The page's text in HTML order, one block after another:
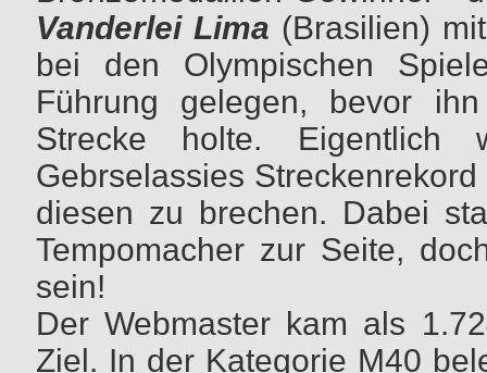
Vanderlei Lima (Brasilien)
bei den Olympischen
Führung gelegen, bevor
Strecke holte.
Gebrselassies
diesen zu brechen. Dabei
Tempomacher zur Seite,
sein!
Der Webmaster kam als
Ziel. In der Kategorie M40